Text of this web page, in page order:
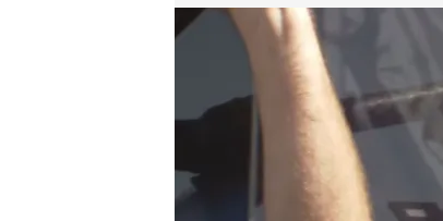
Enrique Riquelme, candidato al Real Madrid
Jorge Morán
25 MAY 2026 - 11:39h.
El candidato
La curiosidad de